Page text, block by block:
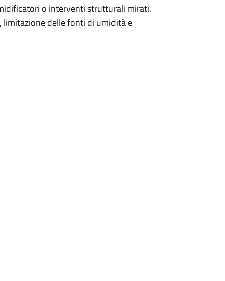
o interventi strutturali mirati.
limitazione delle fonti di umidità e